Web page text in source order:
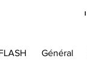
Général